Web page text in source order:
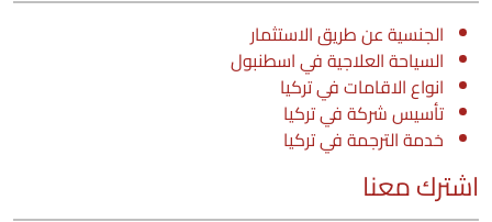
الجنسية عن طريق الاستثمار
السياحة العلاجية في اسطنبول
انواع الاقامات في تركيا
تأسيس شركة في تركيا
خدمة الترجمة في تركيا
اشترك معنا